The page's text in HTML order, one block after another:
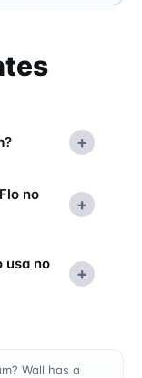
+
no
+
usa no
+
Wall has a